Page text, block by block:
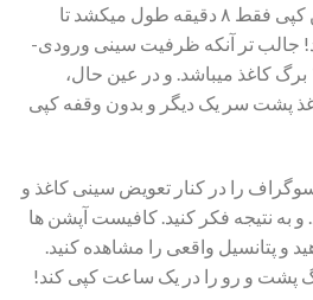
شما تحویل دهد. بعد از اولین کپی فقط ۸ دقیقه طول میکشد تا
جالب تر آنکه ظرفیت سینی ورودی-
خروجی کاغذ دستگاه ۱۰۰۰ برگ کاغذ میباشد. و در عین حال،
روی ۹۹۹ برگ کاغذ پشت سر یک دیگر و بدون وقفه کپی
را در کنار تعویض سینی کاغذ و
و به نتیجه فکر کنید. کافیست آپشن ها
و پتانسیل واقعی را مشاهده کنید.